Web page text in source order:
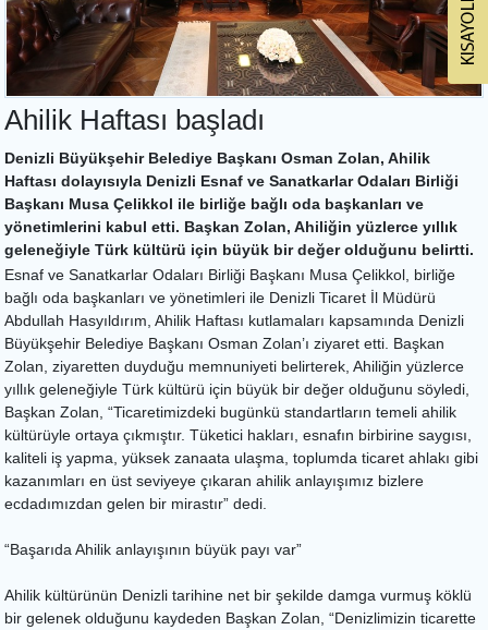
Ahilik Haftası başladı
Denizli Büyükşehir Belediye Başkanı Osman Zolan, Ahilik
Haftası dolayısıyla Denizli Esnaf ve Sanatkarlar Odaları Birliği
Başkanı Musa Çelikkol ile birliğe bağlı oda başkanları ve
yönetimlerini kabul etti. Başkan Zolan, Ahiliğin yüzlerce yıllık
geleneğiyle Türk kültürü için büyük bir değer olduğunu belirtti.
Esnaf ve Sanatkarlar Odaları Birliği Başkanı Musa Çelikkol, birliğe
bağlı oda başkanları ve yönetimleri ile Denizli Ticaret İl Müdürü
Abdullah Hasyıldırım, Ahilik Haftası kutlamaları kapsamında Denizli
Büyükşehir Belediye Başkanı Osman Zolan’ı ziyaret etti. Başkan
Zolan, ziyaretten duyduğu memnuniyeti belirterek, Ahiliğin yüzlerce
yıllık geleneğiyle Türk kültürü için büyük bir değer olduğunu söyledi,
Başkan Zolan, “Ticaretimizdeki bugünkü standartların temeli ahilik
kültürüyle ortaya çıkmıştır. Tüketici hakları, esnafın birbirine saygısı,
kaliteli iş yapma, yüksek zanaata ulaşma, toplumda ticaret ahlakı gibi
kazanımları en üst seviyeye çıkaran ahilik anlayışımız bizlere
ecdadımızdan gelen bir mirastır” dedi.
“Başarıda Ahilik anlayışının büyük payı var”
Ahilik kültürünün Denizli tarihine net bir şekilde damga vurmuş köklü
bir gelenek olduğunu kaydeden Başkan Zolan, “Denizlimizin ticarette